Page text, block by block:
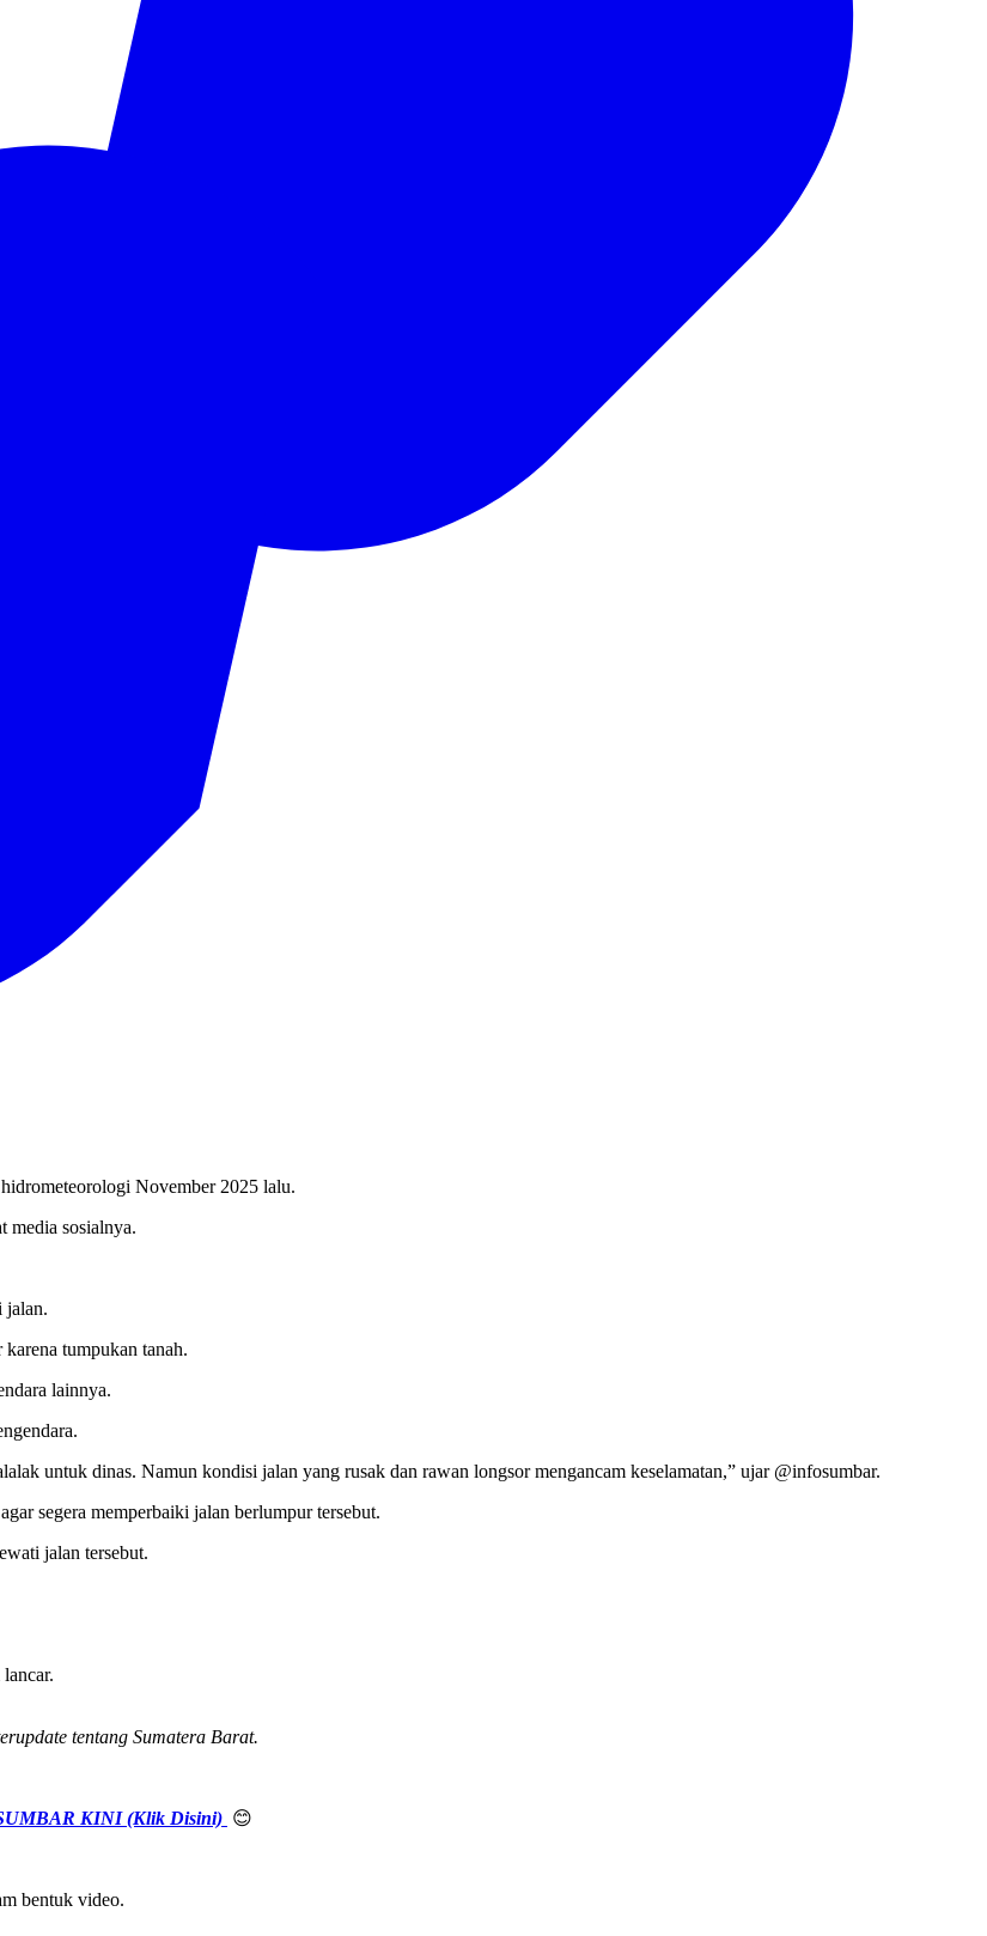
November 2025 lalu.
media sosialnya.
jalan.
tumpukan tanah.
lainnya.
untuk dinas. Namun kondisi jalan yang rusak dan rawan longsor mengancam keselamatan,” ujar @infosumbar.
segera memperbaiki jalan berlumpur tersebut.
jalan tersebut.
tentang Sumatera Barat.
KINI (Klik Disini) 😊
bentuk video.